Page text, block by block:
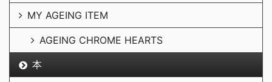
MY AGEING ITEM
AGEING CHROME HEARTS
本